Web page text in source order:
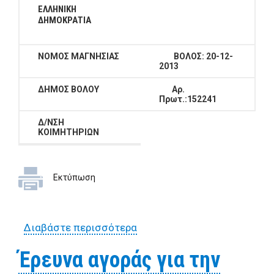
ΕΛΛΗΝΙΚΗ
ΔΗΜΟΚΡΑΤΙΑ
ΝΟΜΟΣ ΜΑΓΝΗΣΙΑΣ ΒΟΛΟΣ: 20-12-
2013
ΔΗΜΟΣ ΒΟΛΟΥ
Αρ.
Πρωτ.:152241
Δ/ΝΣΗ
ΚΟΙΜΗΤΗΡΙΩΝ
Εκτύπωση
Διαβάστε περισσότεραγια Έρευνα αγοράς για την
μηχανημάτων
Έρευνα αγοράς για την